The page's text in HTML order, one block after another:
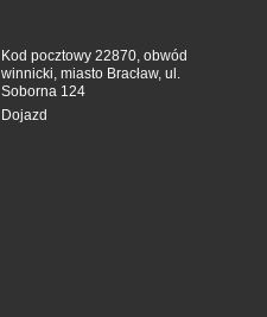
Kod pocztowy 22870, obwód
winnicki, miasto Bracław, ul.
Soborna 124
Dojazd